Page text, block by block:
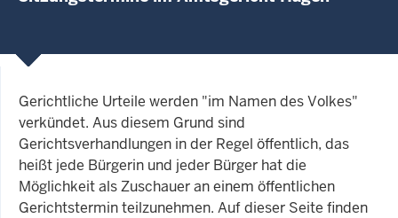
Gerichtliche Urteile werden "im Namen des Volkes"
verkündet. Aus diesem Grund sind
Gerichtsverhandlungen in der Regel öffentlich, das
heißt jede Bürgerin und jeder Bürger hat die
Möglichkeit als Zuschauer an einem öffentlichen
Gerichtstermin teilzunehmen. Auf dieser Seite finden